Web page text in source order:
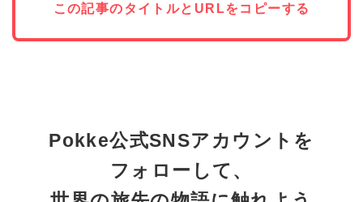
この記事のタイトルとURLをコピーする
Pokke公式SNSアカウントを
フォローして、